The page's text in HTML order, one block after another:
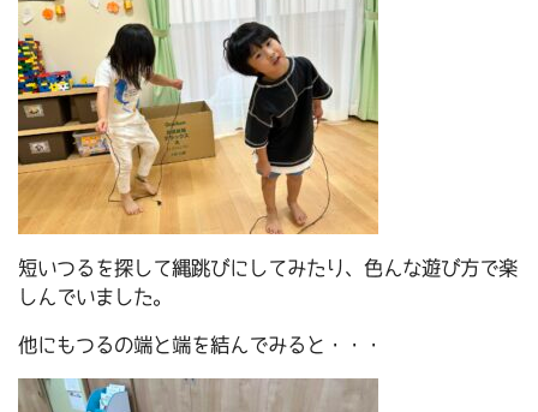
短いつるを探して縄跳びにしてみたり、色んな遊び方で楽
しんでいました。
他にもつるの端と端を結んでみると・・・